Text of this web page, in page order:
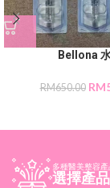
Bellona
RM650.00 RM
多種醫美整容產
選擇產品